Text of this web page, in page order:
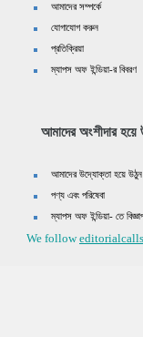
আমাদের সম্পর্কে
যোগাযোগ করুন
প্রতিক্রিয়া
ম্যাপস অফ ইন্ডিয়া-র বিবরণ
আমাদের অংশীদার হয়ে
আমাদের উদ্যোক্তা হয়ে উঠুন
পণ্য এবং পরিষেবা
ম্যাপস অফ ইন্ডিয়া- তে
We follow